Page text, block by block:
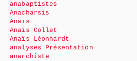
anabaptistes
Anacharsis
Anaïs
Anaïs Collet
Anaïs Léonhardt
analyses Présentation
anarchiste